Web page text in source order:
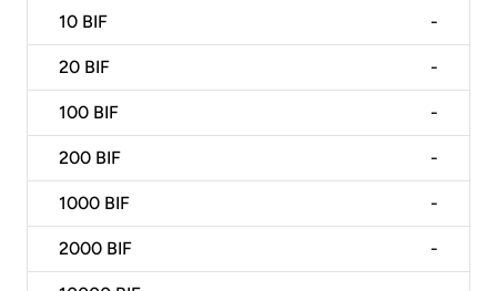
10 BIF -
20 BIF -
100 BIF -
200 BIF -
1000 BIF -
2000 BIF -